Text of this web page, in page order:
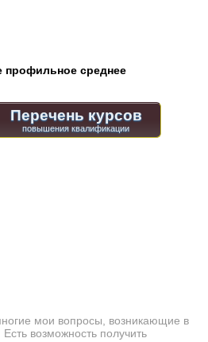
среднее
Перечень курсов
мои вопросы, возникающие в
возможность получить